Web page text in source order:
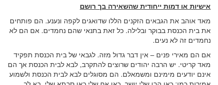
אישיות או דמות ייחודית שהשאירה בך רושם
מאד אוהב את הגבאים הזקנים הללו שדואגים לקפה ונענע. הם פותחים
את בית הכנסת בבוקר ובלילה. כל זאת בתנאי שהם נחמדים. אם הם לא
נחמדים זה לא נעים.
אם הם מאירי פנים – אין דבר גדול מזה. לגבאי של בית הכנסת תפקיד
מאד קריטי. יש הרבה יהודים שרוצים להתקרב, לבא לבית הכנסת אך הם
אינם יודעים מימינם ומשמאלם. הם מסוגלים לבא לבית הכנסת ולשמוע